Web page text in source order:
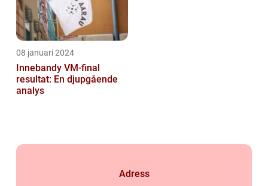
08 januari 2024
Innebandy VM-final
resultat: En djupgående
analys
Adress